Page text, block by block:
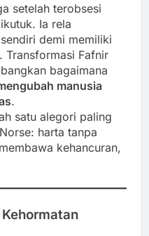
setelah terobsesi
Ia rela
demi memiliki
Transformasi Fafnir
bagaimana
manusia
.
satu alegori paling
harta tanpa
kehancuran,